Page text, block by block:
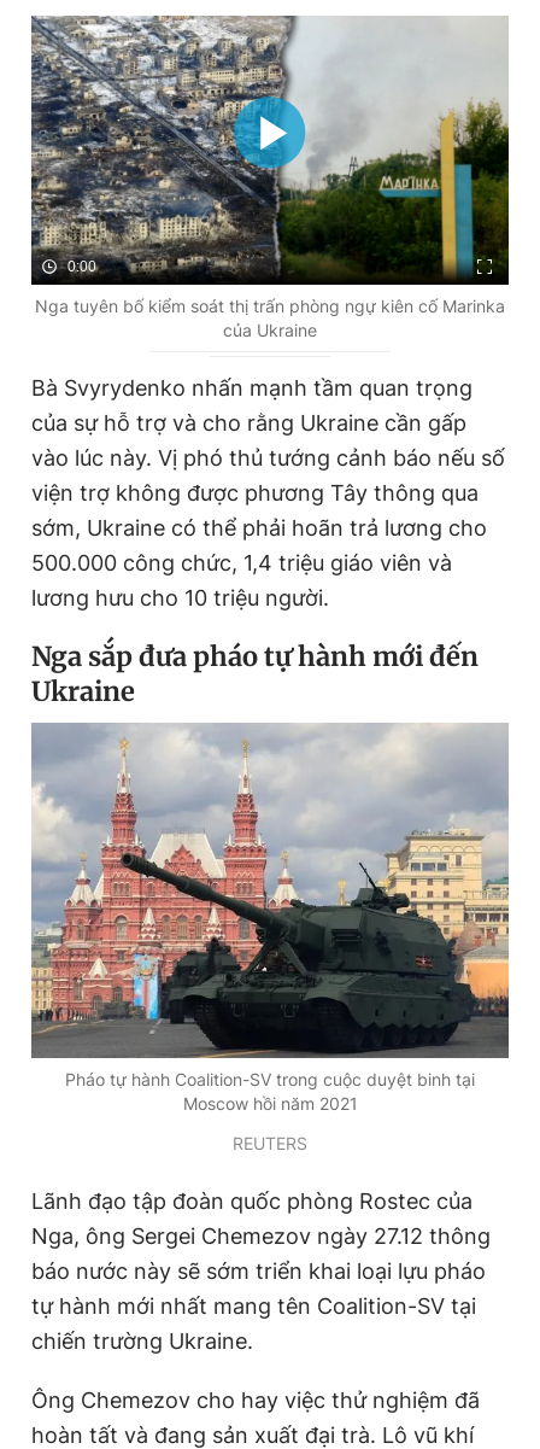
0:00
Nga tuyên bố kiểm soát thị trấn phòng ngự kiên cố Marinka
của Ukraine
Bà Svyrydenko nhấn mạnh tầm quan trọng
của sự hỗ trợ và cho rằng Ukraine cần gấp
vào lúc này. Vị phó thủ tướng cảnh báo nếu số
viện trợ không được phương Tây thông qua
sớm, Ukraine có thể phải hoãn trả lương cho
500.000 công chức, 1,4 triệu giáo viên và
lương hưu cho 10 triệu người.
Nga sắp đưa pháo tự hành mới đến
Ukraine
Pháo tự hành Coalition-SV trong cuộc duyệt binh tại
Moscow hồi năm 2021
REUTERS
Lãnh đạo tập đoàn quốc phòng Rostec của
Nga, ông Sergei Chemezov ngày 27.12 thông
báo nước này sẽ sớm triển khai loại lựu pháo
tự hành mới nhất mang tên Coalition-SV tại
chiến trường Ukraine.
Ông Chemezov cho hay việc thử nghiệm đã
hoàn tất và đang sản xuất đại trà. Lô vũ khí